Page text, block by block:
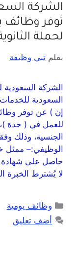
الشركة
توفر وظائف
لحملة
بقلم تبي وظيفة
الشركة السعودية
السعودية
إن ) عن توفر
للعمل في ( جدة
الجنسية، وذلك
الوظيفي:– ممثل
حاصل على شهادة
لا يُشترط الخبرة
وظائف يومية
أضف تعليق